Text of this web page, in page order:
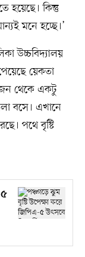
হয়েছে। কিন্তু
মনে হচ্ছে।’
উচ্চবিদ্যালয়
য়েকতা
থেকে একটু
বসে। এখানে
পথে বৃষ্টি